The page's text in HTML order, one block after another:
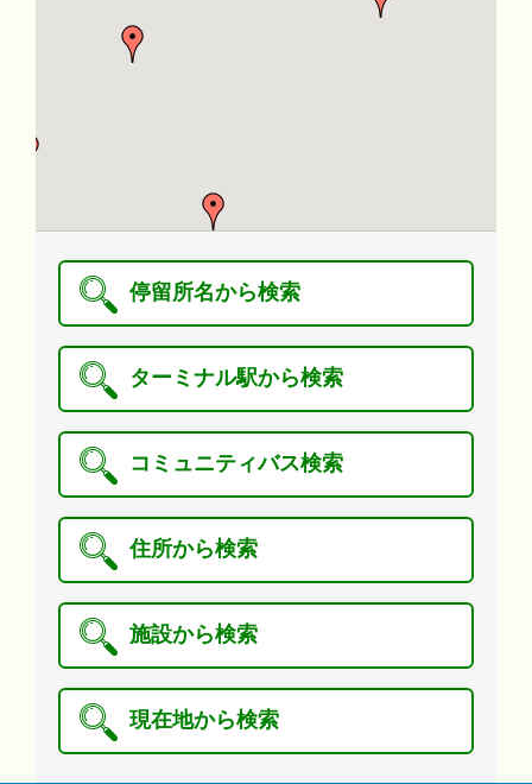
停留所名から検索
ターミナル駅から検索
コミュニティバス検索
住所から検索
施設から検索
現在地から検索